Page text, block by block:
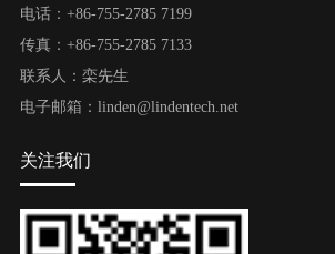
电话：+86-755-2785 7199
传真：+86-755-2785 7133
联系人：栾先生
电子邮箱：linden@lindentech.net
关注我们